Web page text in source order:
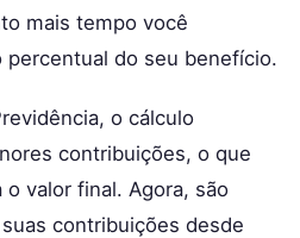
mais tempo você
percentual do seu benefício.
o cálculo
contribuições, o que
valor final. Agora, são
contribuições desde